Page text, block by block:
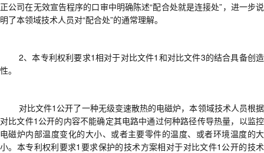
正公司在无效宣告程序的口审中明确陈述“配合处就是连接处”，进一步说
明了本领域技术人员对“配合处”的通常理解。
2、本专利权利要求1相对于对比文件1和对比文件3的结合具备创造
性。
对比文件1公开了一种无级变速散热的电磁炉，本领域技术人员根据
对比文件1公开的内容不能确定其电路中通过何种路径传导热量，以监控
电磁炉内部温度变化的大小、或者主要零件的温度、或者环境温度的大
小。本专利权利要求1要求保护的技术方案相对于对比文件1公开的技术